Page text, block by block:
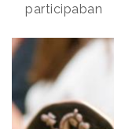
participaban